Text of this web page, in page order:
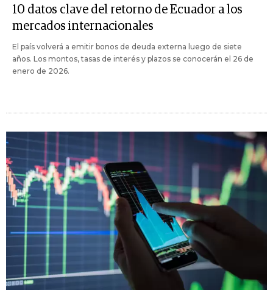
10 datos clave del retorno de Ecuador a los
mercados internacionales
El país volverá a emitir bonos de deuda externa luego de siete
años. Los montos, tasas de interés y plazos se conocerán el 26 de
enero de 2026.